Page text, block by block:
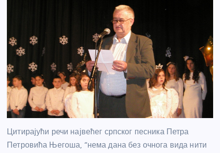
Цитирајући речи највећег српског песника Петра
Петровића Његоша, “нема дана без очнога вида нити